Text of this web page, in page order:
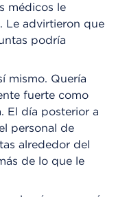
médicos le
Le advirtieron que
podría
mismo. Quería
fuerte como
El día posterior a
personal de
alrededor del
de lo que le